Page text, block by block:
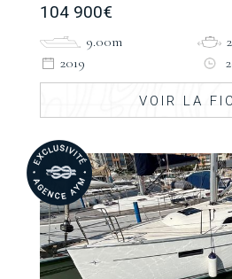
104 900€
9.00m
2019
VOIR LA